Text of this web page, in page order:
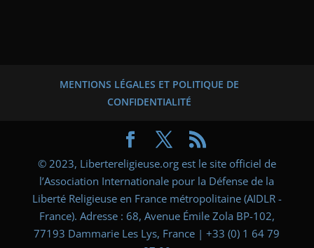
MENTIONS LÉGALES ET POLITIQUE DE
CONFIDENTIALITÉ
© 2023, Libertereligieuse.org est le site officiel de
l’Association Internationale pour la Défense de la
Liberté Religieuse en France métropolitaine (AIDLR -
France). Adresse : 68, Avenue Émile Zola BP-102,
77193 Dammarie Les Lys, France | +33 (0) 1 64 79